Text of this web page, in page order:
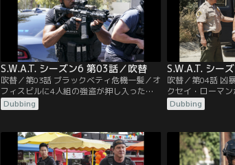
S.W.A.T. シーズン6 第03話／吹替
吹替／第03話 ブラックベティ危機一髪／オ
フィスビルに4人組の強盗が押し入った。1
人が撃たれたとの通報を受けてチームはブ
ラックベティで現場に急行する。だがケガ
いことが判明。誤報だと知って外に飛び出
すが、既に犯人たちはブラックベティを奪
って去った後だった。チームは元ロス市警
Dubbing
S.W.A.T. シー
吹替／第04話 凶
クセイ・ローマ
察を案内するた
が、仲間がヘリ
ストリートのロ
ゲル・アルファ
るが、ストリー
Dubbing